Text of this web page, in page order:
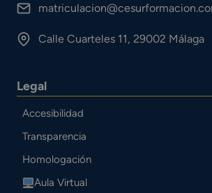
Calle Cuarteles 11, 29002 Málaga
Legal
Accesibilidad
Transparencia
Homologación
Aula Virtual